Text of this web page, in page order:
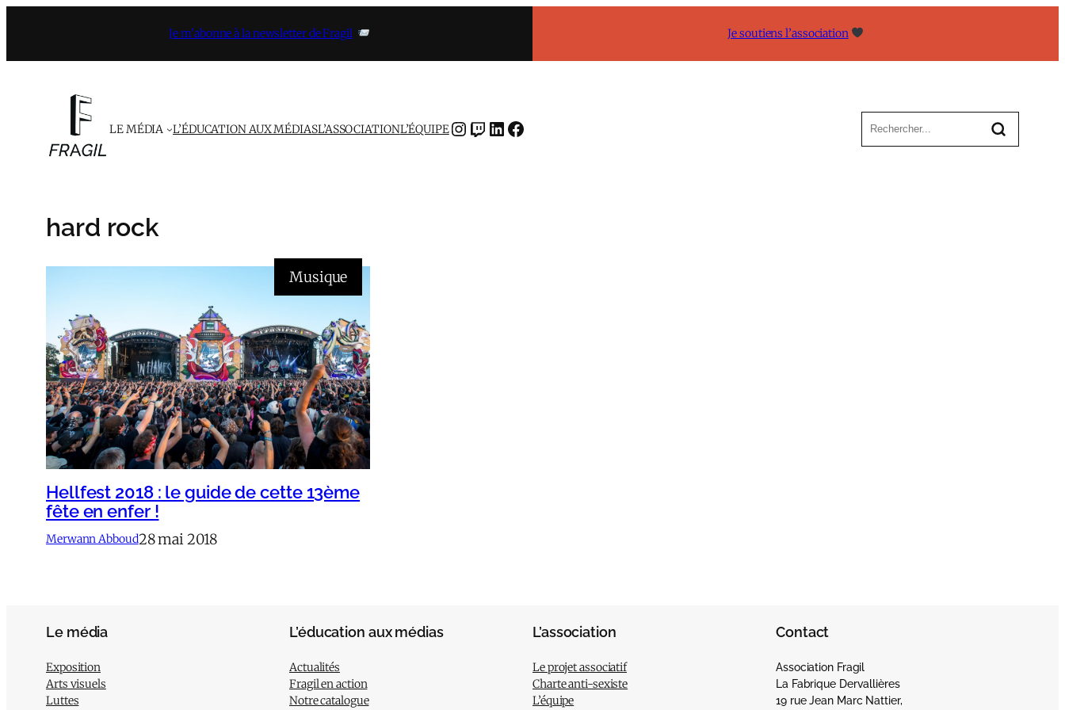
contenu
Je m’abonne à la newsletter de Fragil Je soutiens l’association
LE MÉDIA L’ÉDUCATION AUX MÉDIASL’ASSOCIATIONL’ÉQUIPEINSTAGRAMTWITCH LINKEDIN FACEBOOK
hard rock
Musique
Hellfest 2018 : le guide de cette 13ème
fête en enfer !
Merwann Abboud28 mai 2018
Le média
Exposition
Arts visuels
Luttes
L’éducation aux médias
Actualités
Fragil en action
Notre catalogue
L’association
Le projet associatif
Charte anti-sexiste
L’équipe
Contact
Association Fragil
La Fabrique Dervallières
19 rue Jean Marc Nattier,